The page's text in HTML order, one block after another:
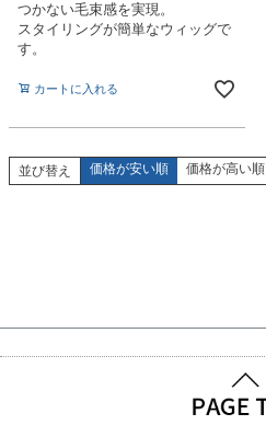
つかない毛束感を実現。
スタイリングが簡単なウィッグで
す。
カートに入れる
並び替え 価格が安い順 価格が高い順